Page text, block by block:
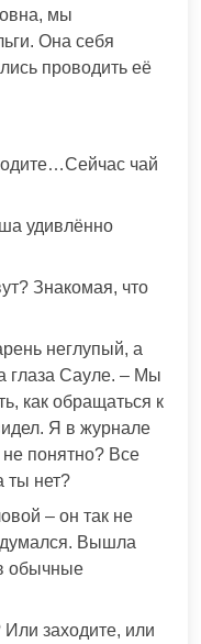
мы
Она себя
проводить её
чай
удивлённо
Знакомая, что
неглупый, а
глаза Сауле. – Мы
как обращаться к
Я в журнале
понятно? Все
ты нет?
– он так не
Вышла
обычные
заходите, или